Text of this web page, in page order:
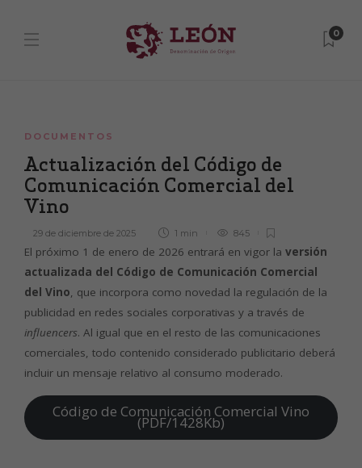
0
DOCUMENTOS
Actualización del Código de
Comunicación Comercial del
Vino
29 de diciembre de 2025 1 min 845
El próximo 1 de enero de 2026 entrará en vigor la versión
actualizada del Código de Comunicación Comercial
del Vino, que incorpora como novedad la regulación de la
publicidad en redes sociales corporativas y a través de
influencers. Al igual que en el resto de las comunicaciones
comerciales, todo contenido considerado publicitario deberá
incluir un mensaje relativo al consumo moderado.
Código de Comunicación Comercial Vino
(PDF/1428Kb)